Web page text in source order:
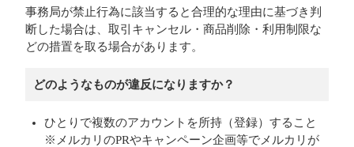
事務局が禁止行為に該当すると合理的な理由に基づき判
断した場合は、取引キャンセル・商品削除・利用制限な
どの措置を取る場合があります。
どのようなものが違反になりますか？
ひとりで複数のアカウントを所持（登録）すること
※メルカリのPRやキャンペーン企画等でメルカリが